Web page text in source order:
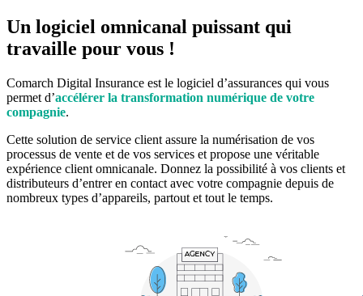
Un logiciel omnicanal puissant qui
travaille pour vous !
Comarch Digital Insurance est le logiciel d’assurances qui vous
permet d’accélérer la transformation numérique de votre
compagnie.
Cette solution de service client assure la numérisation de vos
processus de vente et de vos services et propose une véritable
expérience client omnicanale. Donnez la possibilité à vos clients et
distributeurs d’entrer en contact avec votre compagnie depuis de
nombreux types d’appareils, partout et tout le temps.